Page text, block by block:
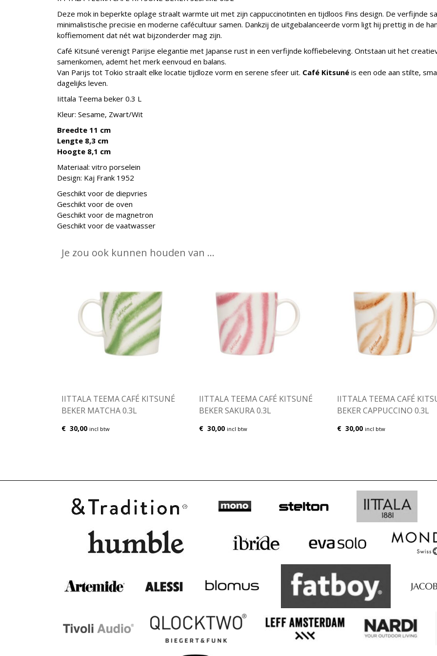
Deze mok in beperkte oplage straalt warmte uit met zijn cappuccinotinten en tijdloos Fins design. De verfijnde
minimalistische precisie en moderne cafécultuur samen. Dankzij de uitgebalanceerde vorm ligt hij prettig in de
koffiemoment dat nét wat bijzonderder mag zijn.
Café Kitsuné verenigt Parijse elegantie met Japanse rust in een verfijnde koffiebeleving. Ontstaan uit het
samenkomen, ademt het merk eenvoud en balans.
Van Parijs tot Tokio straalt elke locatie tijdloze vorm en serene sfeer uit. Café Kitsuné is een ode aan stilte,
dagelijks leven.
Iittala Teema beker 0.3 L
Kleur: Sesame, Zwart/Wit
Breedte 11 cm
Lengte 8,3 cm
Hoogte 8,1 cm
Materiaal: vitro porselein
Design: Kaj Frank 1952
Geschikt voor de diepvries
Geschikt voor de oven
Geschikt voor de magnetron
Geschikt voor de vaatwasser
Je zou ook kunnen houden van …
IITTALA TEEMA CAFÉ KITSUNÉ
BEKER MATCHA 0.3L
€ 30,00 incl btw
IITTALA TEEMA CAFÉ KITSUNÉ
BEKER SAKURA 0.3L
€ 30,00 incl btw
IITTALA TEEMA CAFÉ
BEKER CAPPUCCINO 0.3L
€ 30,00 incl btw